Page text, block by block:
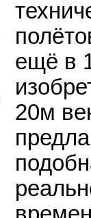
ещё в
20м